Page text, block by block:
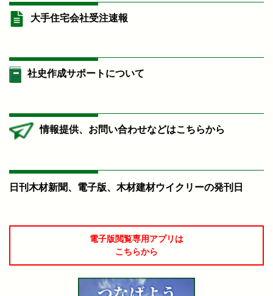
大手住宅会社受注速報
社史作成サポートについて
情報提供、お問い合わせなどはこちらから
日刊木材新聞、電子版、木材建材ウイクリーの発刊日
電子版閲覧専用アプリは
こちらから